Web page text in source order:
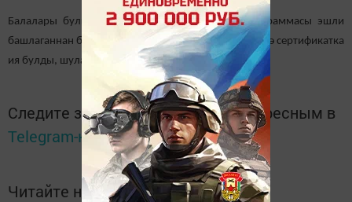
Балалары булган гаиләләргә дәүләт ярдәме программасы эшли
башлаганнан бирле Минзәлә районында 2 251 гаилә сертификатка
ия булды, шуларның 145е 2020 елда.
Следите за самым важным и интересным в
Telegram-каналеТатмедиа
Читайте новости Татарстана в